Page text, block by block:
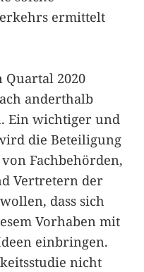
ermittelt
2020
anderthalb
Ein wichtiger und
die Beteiligung
Fachbehörden,
Vertretern der
dass sich
Vorhaben mit
einbringen.
nicht